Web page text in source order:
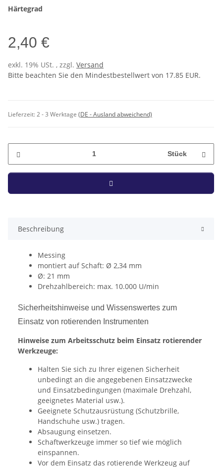
Härtegrad
2,40 €
exkl. 19% USt. , zzgl. Versand
Bitte beachten Sie den Mindestbestellwert von 17.85 EUR.
Lieferzeit:2 - 3 Werktage (DE - Ausland abweichend)
Stück
Beschreibung
Messing
montiert auf Schaft: Ø 2,34 mm
Ø: 21 mm
Drehzahlbereich: max. 10.000 U/min
Sicherheitshinweise und Wissenswertes zum
Einsatz von rotierenden Instrumenten
Hinweise zum Arbeitsschutz beim Einsatz rotierender
Werkzeuge:
Halten Sie sich zu Ihrer eigenen Sicherheit
unbedingt an die angegebenen Einsatzzwecke
und Einsatzbedingungen (maximale Drehzahl,
geeignetes Material usw.).
Geeignete Schutzausrüstung (Schutzbrille,
Handschuhe usw.) tragen.
Absaugung einsetzen.
Schaftwerkzeuge immer so tief wie möglich
einspannen.
Vor dem Einsatz das rotierende Werkzeug auf